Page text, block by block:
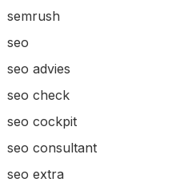
semrush
seo
seo advies
seo check
seo cockpit
seo consultant
seo extra